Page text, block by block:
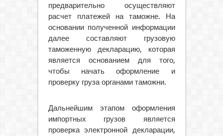
предварительно осуществляют
расчет платежей на таможне. На
основании полученной информации
далее составляют грузовую
таможенную декларацию, которая
является основанием для того,
чтобы начать оформление и
проверку груза органами таможни.
Дальнейшим этапом оформления
импортных грузов является
проверка электронной декларации,